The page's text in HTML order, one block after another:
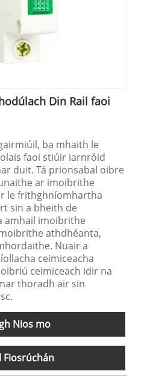
Din Rail faoi
ba mhaith le
faoi stiúir iarnróid
duit. Tá prionsabal oibre
ar imoibrithe
le frithghníomhartha
sin a bheith de
amhail imoibrithe
athdhéanta,
Nuair a
ceimiceacha
ceimiceach idir na
thoradh air sin
Nios mo
Fiosrúchán